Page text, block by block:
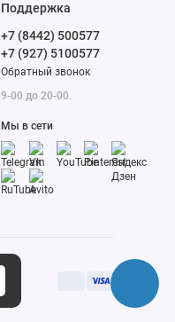
Поддержка
+7 (8442) 500577
+7 (927) 5100577
Обратный звонок
9-00 до 20-00.
Мы в сети